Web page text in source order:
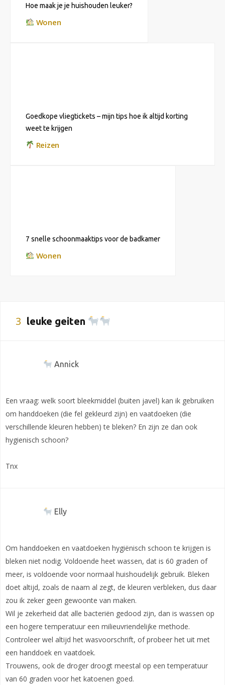
Hoe maak je je huishouden leuker?
Wonen
Goedkope vliegtickets – mijn tips hoe ik altijd korting
weet te krijgen
Reizen
7 snelle schoonmaaktips voor de badkamer
Wonen
3 leuke geiten
Annick
Een vraag: welk soort bleekmiddel (buiten javel) kan ik gebruiken
om handdoeken (die fel gekleurd zijn) en vaatdoeken (die
verschillende kleuren hebben) te bleken? En zijn ze dan ook
hygienisch schoon?
Tnx
Elly
Om handdoeken en vaatdoeken hygiënisch schoon te krijgen is
bleken niet nodig. Voldoende heet wassen, dat is 60 graden of
meer, is voldoende voor normaal huishoudelijk gebruik. Bleken
doet altijd, zoals de naam al zegt, de kleuren verbleken, dus daar
zou ik zeker geen gewoonte van maken.
Wil je zekerheid dat alle bacteriën gedood zijn, dan is wassen op
een hogere temperatuur een milieuvriendelijke methode.
Controleer wel altijd het wasvoorschrift, of probeer het uit met
een handdoek en vaatdoek.
Trouwens, ook de droger droogt meestal op een temperatuur
van 60 graden voor het katoenen goed.